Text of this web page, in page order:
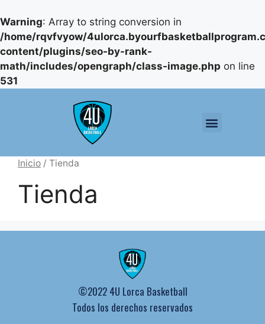
Warning: Array to string conversion in
/home/rqvfvyow/
content/plugins/seo-by-rank-
math/includes/opengraph/class-image.php on line
531
Inicio / Tienda
Tienda
©2022 4U Lorca Basketball
Todos los derechos reservados